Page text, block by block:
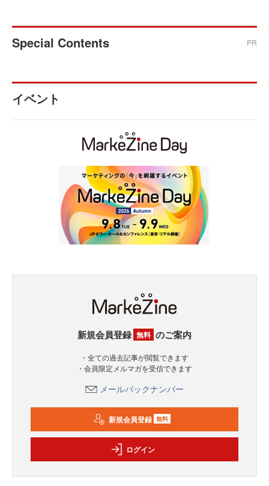
Special Contents PR
イベント
新規会員登録 無料 のご案内
・全ての過去記事が閲覧できます
・会員限定メルマガを受信できます
メールバックナンバー
新規会員登録 無料
ログイン